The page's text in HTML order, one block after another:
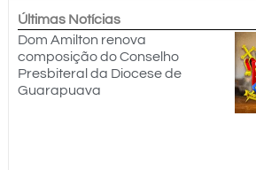
Últimas Notícias
Dom Amilton renova
composição do Conselho
Presbiteral da Diocese de
Guarapuava